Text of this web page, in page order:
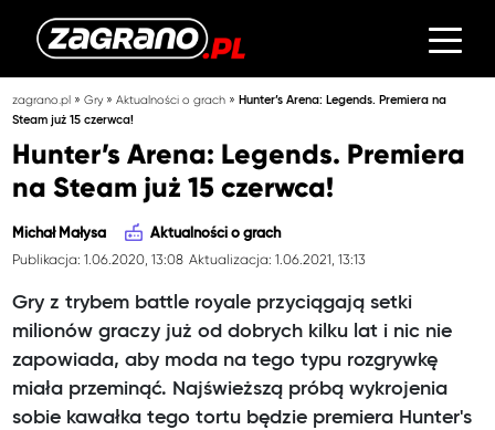
zagrano.pl »Gry»Aktualności o grach »Hunter’s Arena: Legends. Premiera na
Steam już 15 czerwca!
Hunter’s Arena: Legends. Premiera
na Steam już 15 czerwca!
Michał Małysa Aktualności o grach
Publikacja: 1.06.2020, 13:08 Aktualizacja: 1.06.2021, 13:13
Gry z trybem battle royale przyciągają setki
milionów graczy już od dobrych kilku lat i nic nie
zapowiada, aby moda na tego typu rozgrywkę
miała przeminąć. Najświeższą próbą wykrojenia
sobie kawałka tego tortu będzie premiera Hunter's